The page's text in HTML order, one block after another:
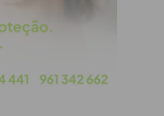
pela Escola